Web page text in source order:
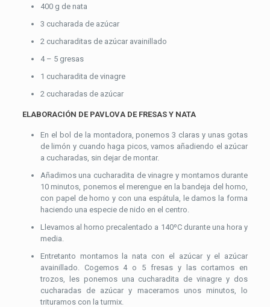
400 g de nata
3 cucharada de azúcar
2 cucharaditas de azúcar avainillado
4 – 5 gresas
1 cucharadita de vinagre
2 cucharadas de azúcar
ELABORACIÓN DE PAVLOVA DE FRESAS Y NATA
En el bol de la montadora, ponemos 3 claras y unas gotas
de limón y cuando haga picos, vamos añadiendo el azúcar
a cucharadas, sin dejar de montar.
Añadimos una cucharadita de vinagre y montamos durante
10 minutos, ponemos el merengue en la bandeja del horno,
con papel de horno y con una espátula, le damos la forma
haciendo una especie de nido en el centro.
Llevamos al horno precalentado a 140ºC durante una hora y
media.
Entretanto montamos la nata con el azúcar y el azúcar
avainillado. Cogemos 4 o 5 fresas y las cortamos en
trozos, les ponemos una cucharadita de vinagre y dos
cucharadas de azúcar y maceramos unos minutos, lo
trituramos con la turmix.